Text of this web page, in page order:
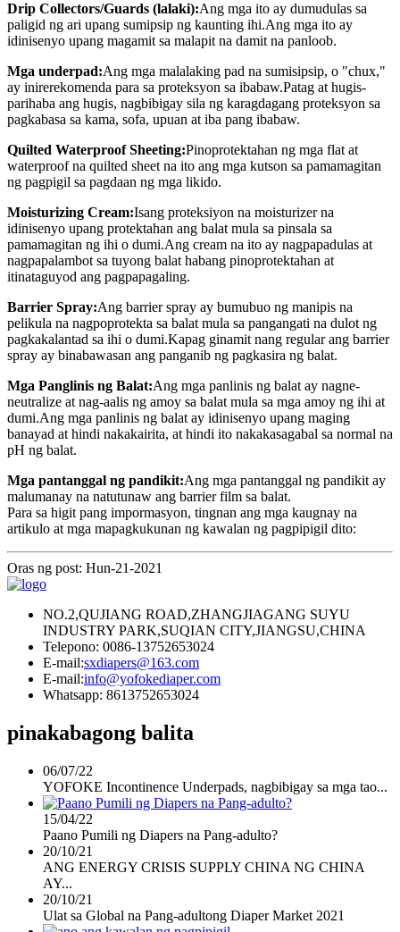
Drip Collectors/Guards (lalaki):Ang mga ito ay dumudulas sa
paligid ng ari upang sumipsip ng kaunting ihi.Ang mga ito ay
idinisenyo upang magamit sa malapit na damit na panloob.
Mga underpad:Ang mga malalaking pad na sumisipsip, o "chux,"
ay inirerekomenda para sa proteksyon sa ibabaw.Patag at hugis-
parihaba ang hugis, nagbibigay sila ng karagdagang proteksyon sa
pagkabasa sa kama, sofa, upuan at iba pang ibabaw.
Quilted Waterproof Sheeting:Pinoprotektahan ng mga flat at
waterproof na quilted sheet na ito ang mga kutson sa pamamagitan
ng pagpigil sa pagdaan ng mga likido.
Moisturizing Cream:Isang proteksiyon na moisturizer na
idinisenyo upang protektahan ang balat mula sa pinsala sa
pamamagitan ng ihi o dumi.Ang cream na ito ay nagpapadulas at
nagpapalambot sa tuyong balat habang pinoprotektahan at
itinataguyod ang pagpapagaling.
Barrier Spray:Ang barrier spray ay bumubuo ng manipis na
pelikula na nagpoprotekta sa balat mula sa pangangati na dulot ng
pagkakalantad sa ihi o dumi.Kapag ginamit nang regular ang barrier
spray ay binabawasan ang panganib ng pagkasira ng balat.
Mga Panglinis ng Balat:Ang mga panlinis ng balat ay nagne-
neutralize at nag-aalis ng amoy sa balat mula sa mga amoy ng ihi at
dumi.Ang mga panlinis ng balat ay idinisenyo upang maging
banayad at hindi nakakairita, at hindi ito nakakasagabal sa normal na
pH ng balat.
Mga pantanggal ng pandikit:Ang mga pantanggal ng pandikit ay
malumanay na natutunaw ang barrier film sa balat.
Para sa higit pang impormasyon, tingnan ang mga kaugnay na
artikulo at mga mapagkukunan ng kawalan ng pagpipigil dito:
Oras ng post: Hun-21-2021
NO.2,QUJIANG ROAD,ZHANGJIAGANG SUYU
INDUSTRY PARK,SUQIAN CITY,JIANGSU,CHINA
Telepono: 0086-13752653024
E-mail:sxdiapers@163.com
E-mail:info@yofokediaper.com
Whatsapp: 8613752653024
pinakabagong balita
06/07/22
YOFOKE Incontinence Underpads, nagbibigay sa mga tao...
15/04/22
Paano Pumili ng Diapers na Pang-adulto?
20/10/21
ANG ENERGY CRISIS SUPPLY CHINA NG CHINA
AY...
20/10/21
Ulat sa Global na Pang-adultong Diaper Market 2021